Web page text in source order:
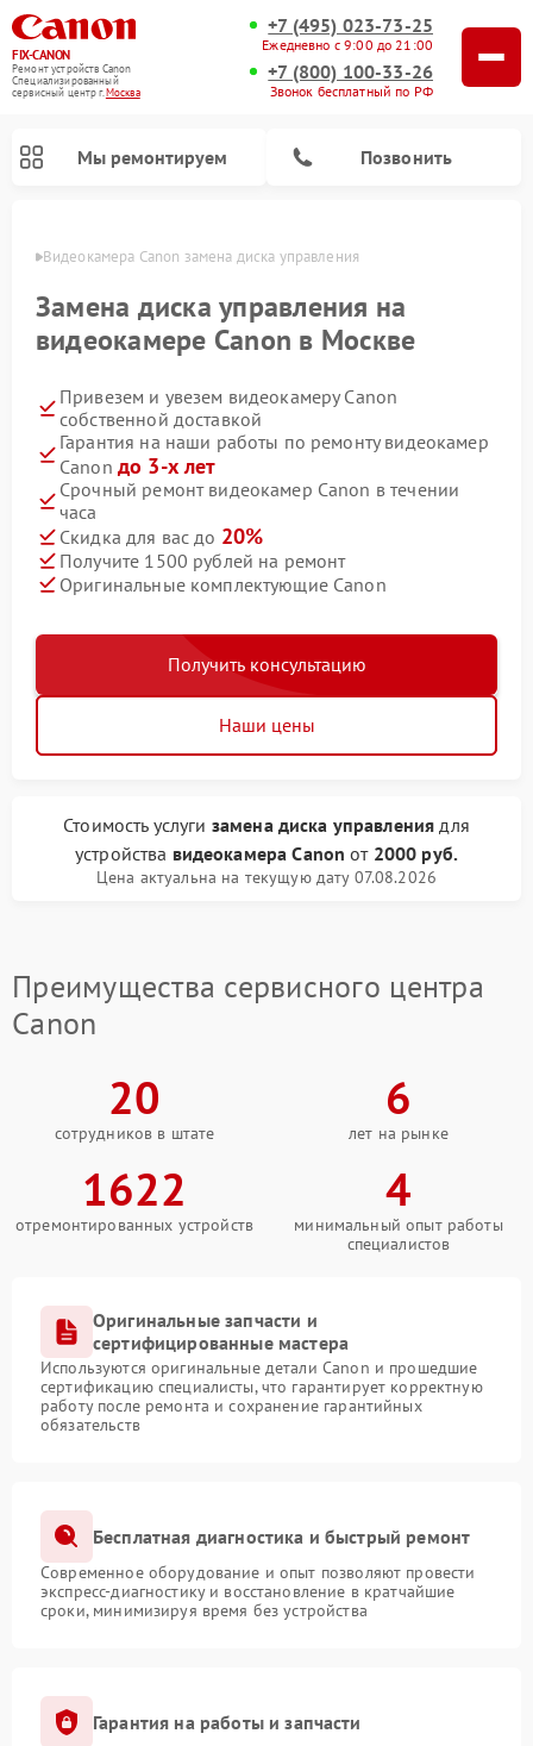
FIX-CANON
Ремонт устройств Canon
Специализированный
cервисный центр г.Москва
+7 (495) 023-73-25
Ежедневно с 9:00 до 21:00
+7 (800) 100-33-26
Звонок бесплатный по РФ
Мы ремонтируем Позвонить
Видеокамера Canon замена диска управления
Замена диска управления на
видеокамере Canon в Москве
Привезем и увезем видеокамеру Canon
собственной доставкой
Гарантия на наши работы по ремонту видеокамер
Canon до 3-х лет
Срочный ремонт видеокамер Canon в течении
часа
Скидка для вас до 20%
Получите 1500 рублей на ремонт
Оригинальные комплектующие Canon
Получить консультацию
Наши цены
Стоимость услуги замена диска управления для
устройства видеокамера Canon от 2000 руб.
Цена актуальна на текущую дату 07.08.2026
Преимущества сервисного центра
Canon
20
сотрудников в штате
6
лет на рынке
1622
отремонтированных устройств
4
минимальный опыт работы
специалистов
Оригинальные запчасти и
сертифицированные мастера
Используются оригинальные детали Canon и прошедшие
сертификацию специалисты, что гарантирует корректную
работу после ремонта и сохранение гарантийных
обязательств
Бесплатная диагностика и быстрый ремонт
Современное оборудование и опыт позволяют провести
экспресс-диагностику и восстановление в кратчайшие
сроки, минимизируя время без устройства
Гарантия на работы и запчасти